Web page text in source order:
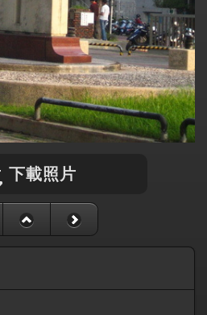
下載照片